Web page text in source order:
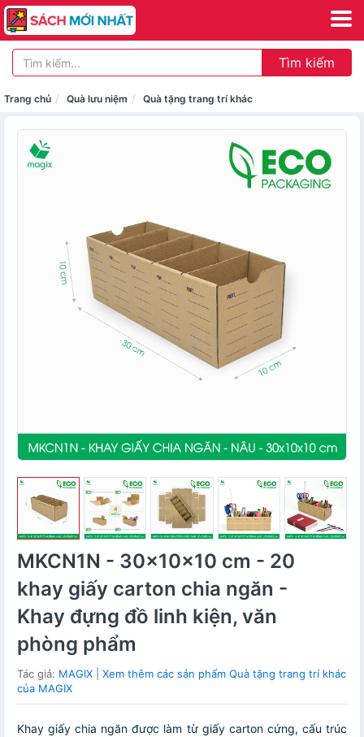
Tìm kiếm
Trang chủ Quà lưu niệm Quà tặng trang trí khác
MKCN1N - 30x10x10 cm - 20
khay giấy carton chia ngăn -
Khay đựng đồ linh kiện, văn
phòng phẩm
Tác giả: MAGIX
Xem thêm các sản phẩm Quà tặng trang trí khác
của MAGIX
Khay giấy chia ngăn được làm từ giấy carton cứng, cấu trúc